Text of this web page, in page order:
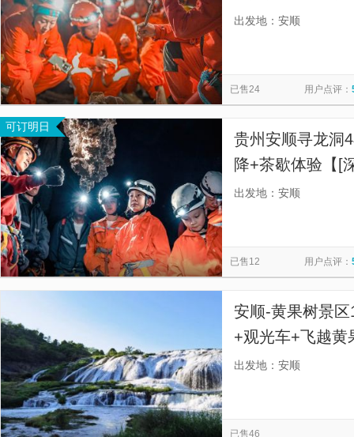
神骏欢乐世界
出发地：安顺
已售24 用户点评：
可订明日
贵州安顺寻龙洞
降+茶歇体验【[
探洞，亿年溶洞
出发地：安顺
已售12 用户点评：
安顺-黄果树景
+观光车+飞越黄
出发地：安顺
已售46